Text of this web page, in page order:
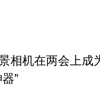
相机在两会上成
”